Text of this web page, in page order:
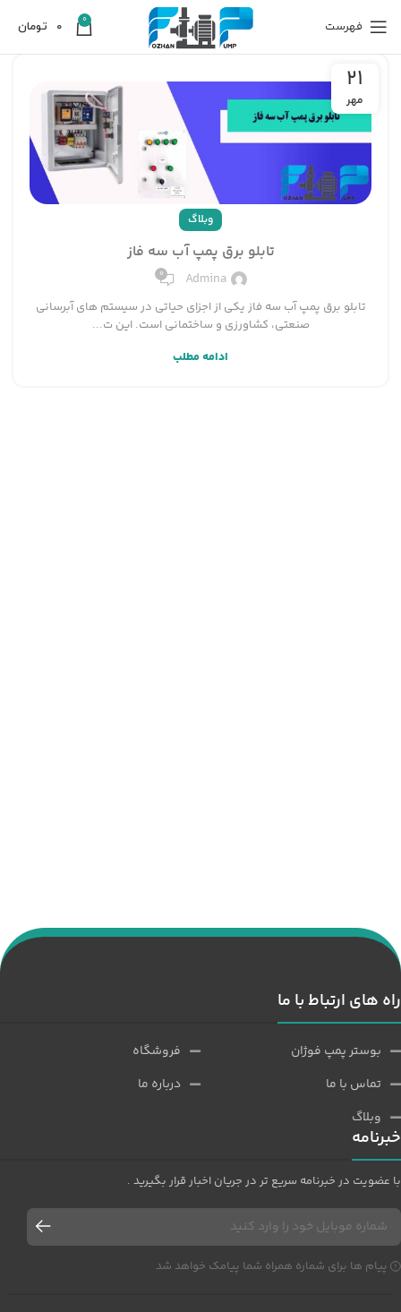
فهرست 0
0 تومان
21
مهر
وبلاگ
تابلو برق پمپ آب سه فاز
Admina
0
تابلو برق پمپ آب سه فاز یکی از اجزای حیاتی در سیستم های آبرسانی
صنعتی، کشاورزی و ساختمانی است. این ت...
ادامه مطلب
راه های ارتباط با ما
بوستر پمپ فوژان
تماس با ما
وبلاگ
فروشگاه
درباره ما
خبرنامه
با عضویت در خبرنامه سریع تر در جریان اخبار قرار بگیرید .
پیام ها برای شماره همراه شما پیامک خواهد شد